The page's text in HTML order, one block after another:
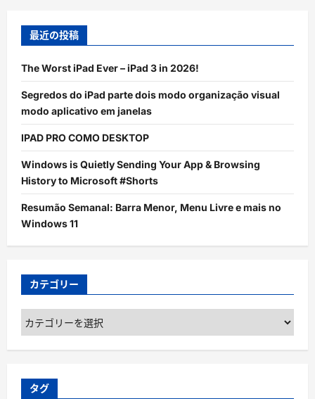
最近の投稿
The Worst iPad Ever – iPad 3 in 2026!
Segredos do iPad parte dois modo organização visual
modo aplicativo em janelas
IPAD PRO COMO DESKTOP
Windows is Quietly Sending Your App & Browsing
History to Microsoft #Shorts
Resumão Semanal: Barra Menor, Menu Livre e mais no
Windows 11
カテゴリー
カ
テ
ゴ
ー
タグ